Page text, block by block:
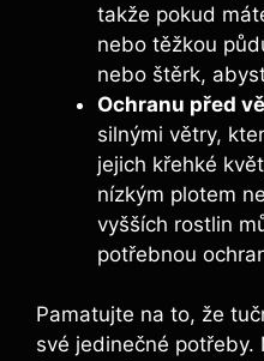
takže pokud
nebo těžkou
nebo štěrk,
Ochranu před
silnými větry,
jejich křehké
nízkým plotem
vyšších rostlin
potřebnou
Pamatujte na to, že
své jedinečné potřeby.